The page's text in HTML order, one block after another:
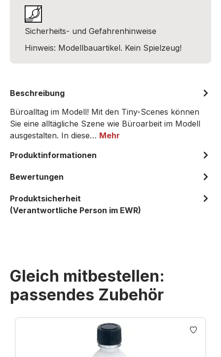
Sicherheits- und Gefahrenhinweise
Hinweis: Modellbauartikel. Kein Spielzeug!
Beschreibung
Büroalltag im Modell! Mit den Tiny-Scenes können
Sie eine alltägliche Szene wie Büroarbeit im Modell
ausgestalten. In diese… Mehr
Produktinformationen
Bewertungen
Produktsicherheit
(Verantwortliche Person im EWR)
Gleich mitbestellen:
passendes Zubehör
Produktgalerie überspringen